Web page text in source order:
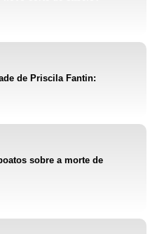
de Priscila Fantin:
sobre a morte de